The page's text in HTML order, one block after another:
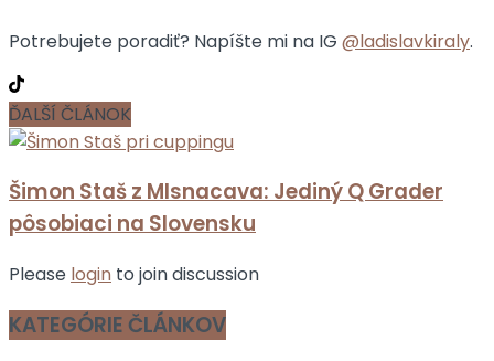
Potrebujete poradiť? Napíšte mi na IG @ladislavkiraly.
ĎALŠÍ ČLÁNOK
Šimon Staš z Mlsnacava: Jediný Q Grader
pôsobiaci na Slovensku
Please login to join discussion
KATEGÓRIE ČLÁNKOV